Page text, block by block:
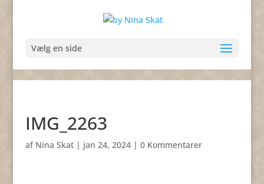
Vælg en side
IMG_2263
af Nina Skat| jan 24, 2024| 0 Kommentarer